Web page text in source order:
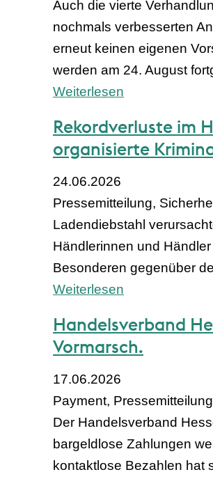
Auch die vierte
nochmals verbesserten
erneut keinen eigenen
werden am 24. August
Weiterlesen
Rekordverluste im
organisierte
24.06.2026
Pressemitteilung,
Ladendiebstahl
Händlerinnen und
Besonderen gegenüber
Weiterlesen
Handelsverband
Vormarsch.
17.06.2026
Payment, Pressemitteilung
Der Handelsverband
bargeldlose Zahlungen
kontaktlose Bezahlen hat